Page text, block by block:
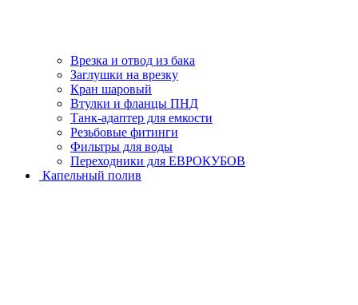
Врезка и отвод из бака
Заглушки на врезку
Кран шаровый
Втулки и фланцы ПНД
Танк-адаптер для емкости
Резьбовые фитинги
Фильтры для воды
Переходники для ЕВРОКУБОВ
Капельный полив